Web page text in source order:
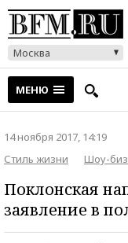
Москва
МЕНЮ
14 ноября 2017, 14:19
Стиль жизни
Шоу-
Поклонская
заявление в